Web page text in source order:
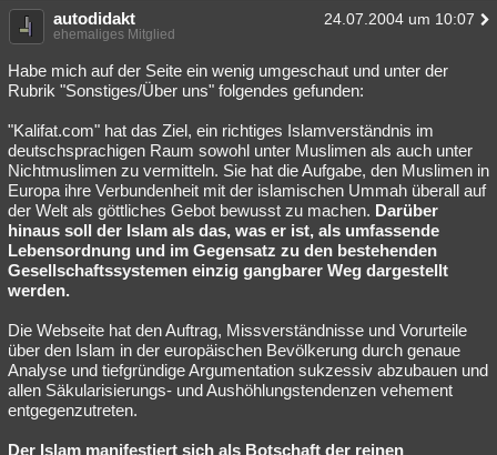
autodidakt 24.07.2004 um 10:07
ehemaliges Mitglied
Habe mich auf der Seite ein wenig umgeschaut und unter der
Rubrik "Sonstiges/Über uns" folgendes gefunden:
"Kalifat.com" hat das Ziel, ein richtiges Islamverständnis im
deutschsprachigen Raum sowohl unter Muslimen als auch unter
Nichtmuslimen zu vermitteln. Sie hat die Aufgabe, den Muslimen in
Europa ihre Verbundenheit mit der islamischen Ummah überall auf
der Welt als göttliches Gebot bewusst zu machen. Darüber
hinaus soll der Islam als das, was er ist, als umfassende
Lebensordnung und im Gegensatz zu den bestehenden
Gesellschaftssystemen einzig gangbarer Weg dargestellt
werden.
Die Webseite hat den Auftrag, Missverständnisse und Vorurteile
über den Islam in der europäischen Bevölkerung durch genaue
Analyse und tiefgründige Argumentation sukzessiv abzubauen und
allen Säkularisierungs- und Aushöhlungstendenzen vehement
entgegenzutreten.
Der Islam manifestiert sich als Botschaft der reinen